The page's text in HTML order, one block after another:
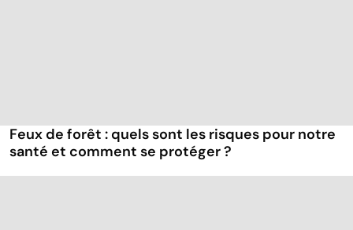
Feux de forêt : quels sont les risques pour notre
santé et comment se protéger ?